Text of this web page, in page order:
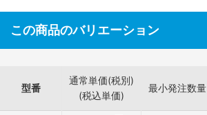
この商品のバリエーション
型番
通常単価(税別)
(税込単価)
最小発注数量